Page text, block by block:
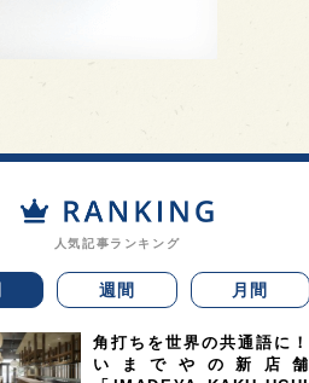
人気記事ランキング
週間 月間
角打ちを世界の共通語に！
いまでやの新店舗